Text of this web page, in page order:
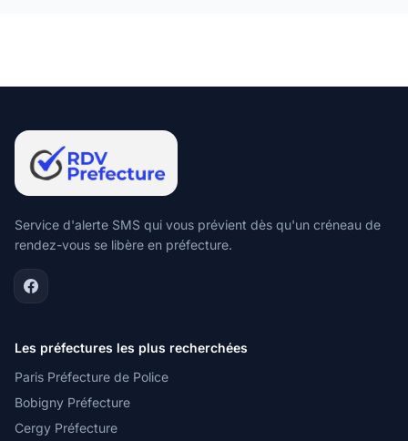
Service d'alerte SMS qui vous prévient dès qu'un créneau de
rendez-vous se libère en préfecture.
Les préfectures les plus recherchées
Paris Préfecture de Police
Bobigny Préfecture
Cergy Préfecture